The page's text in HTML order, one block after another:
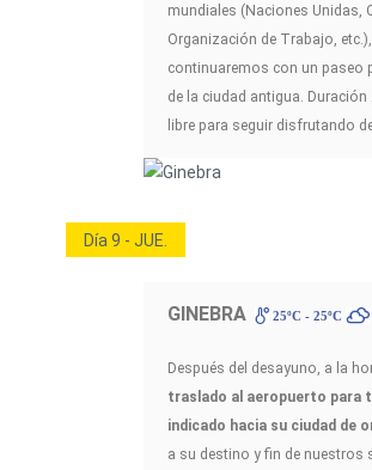
mundiales (Naciones Unidas,
Organización de Trabajo, etc.),
continuaremos con un paseo
de la ciudad antigua.
libre para seguir disfrutando
Día 9 - JUE.
GINEBRA 25ºC - 25ºC
Después del desayuno, a la
traslado al aeropuerto para
indicado hacia su ciudad de
a su destino y fin de nuestros